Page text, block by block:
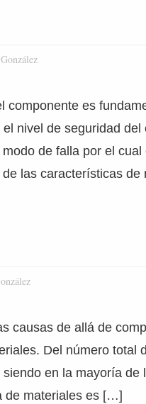
es
nivel de seguridad del
de falla por el
las características de
causas de allá de
Del número total
en la mayoría de
de materiales es […]